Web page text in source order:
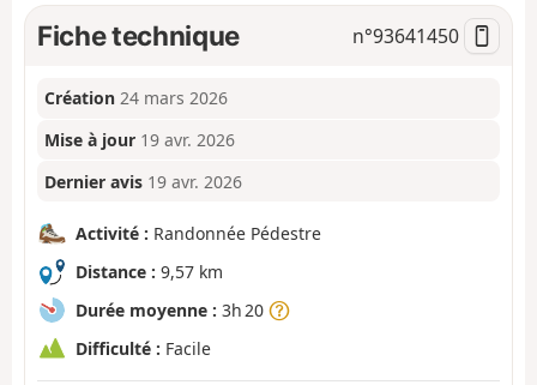
Fiche technique n°93641450
Création 24 mars 2026
Mise à jour 19 avr. 2026
Dernier avis 19 avr. 2026
Activité : Randonnée Pédestre
Distance : 9,57 km
Durée moyenne : 3h 20
Difficulté : Facile